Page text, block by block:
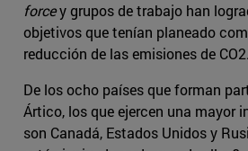
forcey grupos de trabajo han
objetivos que tenían planeado
reducción de las emisiones de CO2.
De los ocho países que forman
Ártico, los que ejercen una mayor
son Canadá, Estados Unidos y